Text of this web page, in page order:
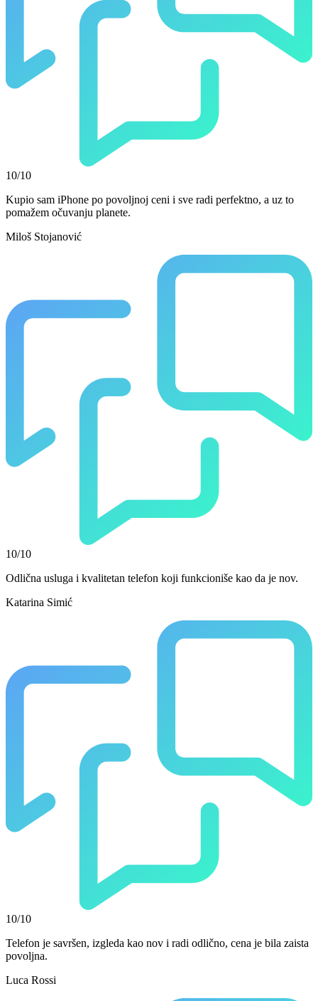
10/10
Kupio sam iPhone po povoljnoj ceni i sve radi perfektno, a uz to
pomažem očuvanju planete.
Miloš Stojanović
10/10
Odlična usluga i kvalitetan telefon koji funkcioniše kao da je nov.
Katarina Simić
10/10
Telefon je savršen, izgleda kao nov i radi odlično, cena je bila zaista
povoljna.
Luca Rossi